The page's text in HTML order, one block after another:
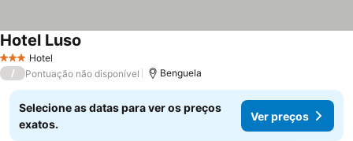
3 EstrelasHotel
Hotel Luso
/ Pontuação não disponível Benguela
Selecione as datas para ver os preços
exatos.
Ver preços